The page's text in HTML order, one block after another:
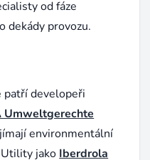
od fáze
dekády provozu.
patří developeři
Umweltgerechte
environmentální
Utility jako Iberdrola